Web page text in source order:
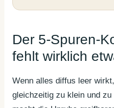
Der 5-Spuren-
fehlt wirklich
Wenn alles diffus leer
gleichzeitig zu klein und